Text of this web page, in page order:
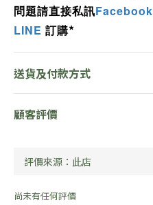
問題請直接私訊Facebook
LINE 訂購*
送貨及付款方式
顧客評價
尚未有任何評價